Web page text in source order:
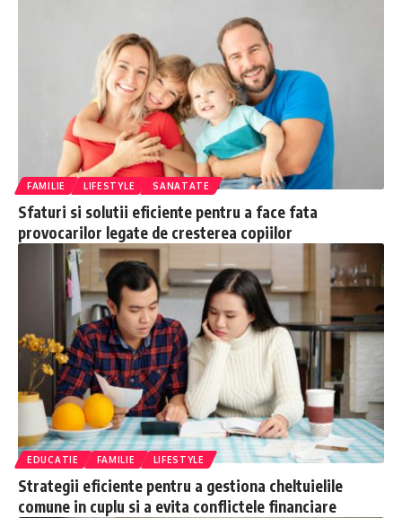
FAMILIE LIFESTYLE SANATATE
Sfaturi si solutii eficiente pentru a face fata
provocarilor legate de cresterea copiilor
EDUCATIE FAMILIE LIFESTYLE
Strategii eficiente pentru a gestiona cheltuielile
comune in cuplu si a evita conflictele financiare